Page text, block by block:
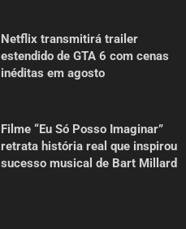
Netflix transmitirá trailer
estendido de GTA 6 com cenas
inéditas em agosto
Filme “Eu Só Posso Imaginar”
retrata história real que inspirou
sucesso musical de Bart Millard